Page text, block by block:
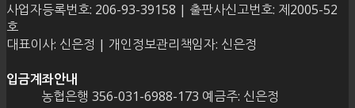
사업자등록번호: 206-93-39158 | 출판사신고번호: 제2005-52
호
대표이사: 신은정 | 개인정보관리책임자: 신은정
입금계좌안내
농협은행 356-031-6988-173 예금주: 신은정